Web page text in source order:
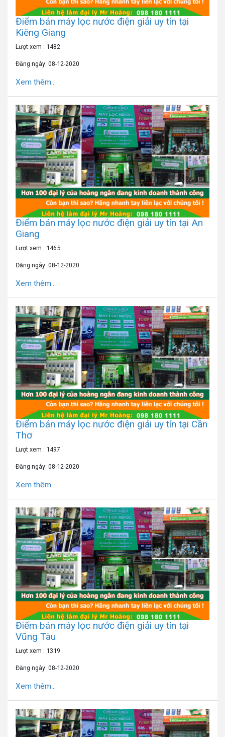
Điểm bán máy lọc nước điện giải uy tín tại
Kiêng Giang
Lượt xem : 1482
Đăng ngày: 08-12-2020
Xem thêm...
Điểm bán máy lọc nước điện giải uy tín tại An
Giang
Lượt xem : 1465
Đăng ngày: 08-12-2020
Xem thêm...
Điểm bán máy lọc nước điện giải uy tín tại Cần
Thơ
Lượt xem : 1497
Đăng ngày: 08-12-2020
Xem thêm...
Điểm bán máy lọc nước điện giải uy tín tại
Vũng Tàu
Lượt xem : 1319
Đăng ngày: 08-12-2020
Xem thêm...